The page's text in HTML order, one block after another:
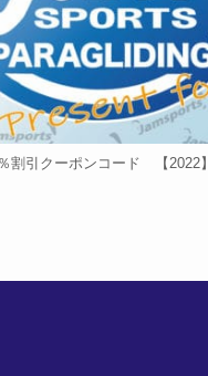
割引クーポンコード 【2022】